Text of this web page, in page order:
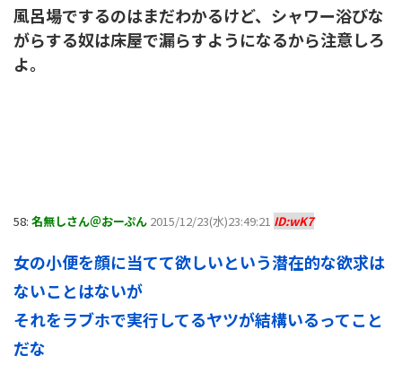
風呂場でするのはまだわかるけど、シャワー浴びな
がらする奴は床屋で漏らすようになるから注意しろ
よ。
58: 名無しさん＠おーぷん 2015/12/23(水)23:49:21 ID:wK7
女の小便を顔に当てて欲しいという潜在的な欲求は
ないことはないが
それをラブホで実行してるヤツが結構いるってこと
だな